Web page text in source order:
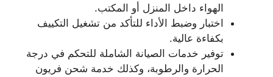
الهواء داخل المنزل أو المكتب.
اختبار وضبط الأداء للتأكد من تشغيل التكييف
بكفاءة عالية.
توفير خدمات الصيانة الشاملة للتحكم في درجة
الحرارة والرطوبة، وكذلك خدمة شحن فريون